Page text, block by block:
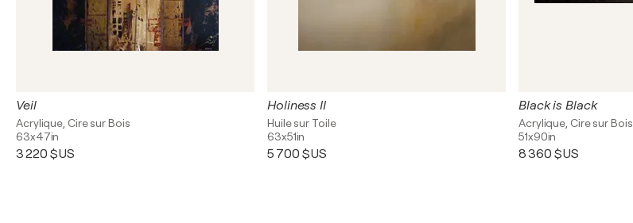
Veil
Acrylique, Cire sur Bois
63x47in
3 220 $US
Holiness II
Huile sur Toile
63x51in
5 700 $US
Black is Black
Acrylique, Cire sur Bois
51x90in
8 360 $US